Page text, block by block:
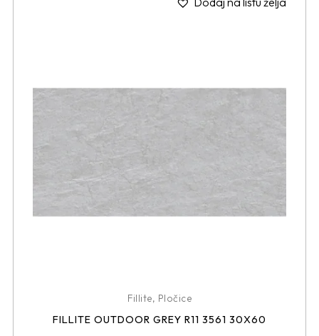
Fillite, Pločice
FILLITE OUTDOOR GREY R11 3561 30X60